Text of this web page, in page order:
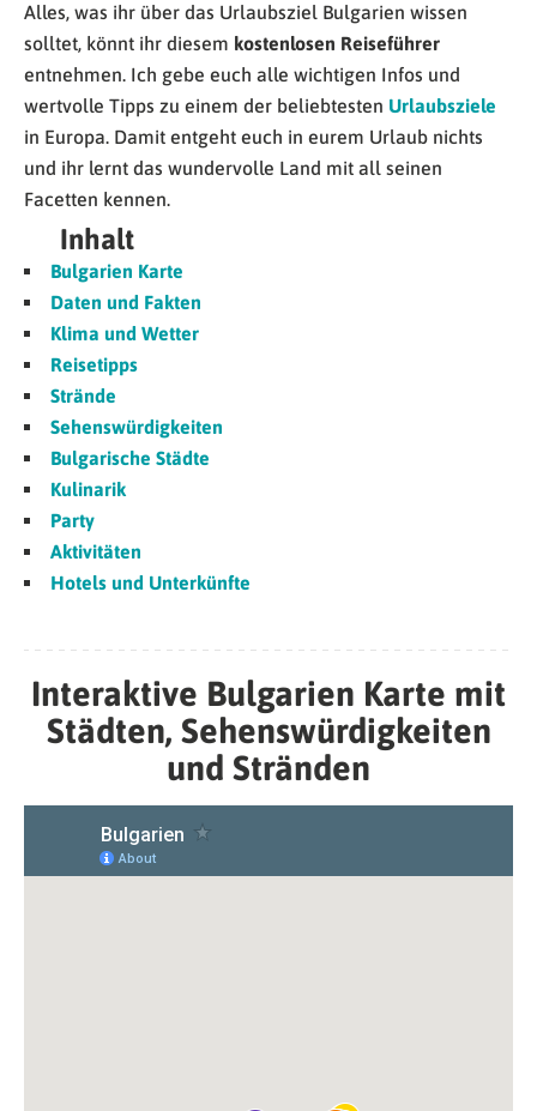
Alles, was ihr über das Urlaubsziel Bulgarien wissen
solltet, könnt ihr diesem kostenlosen Reiseführer
entnehmen. Ich gebe euch alle wichtigen Infos und
wertvolle Tipps zu einem der beliebtesten Urlaubsziele
in Europa. Damit entgeht euch in eurem Urlaub nichts
und ihr lernt das wundervolle Land mit all seinen
Facetten kennen.
Inhalt
Bulgarien Karte
Daten und Fakten
Klima und Wetter
Reisetipps
Strände
Sehenswürdigkeiten
Bulgarische Städte
Kulinarik
Party
Aktivitäten
Hotels und Unterkünfte
Interaktive Bulgarien Karte mit
Städten, Sehenswürdigkeiten
und Stränden